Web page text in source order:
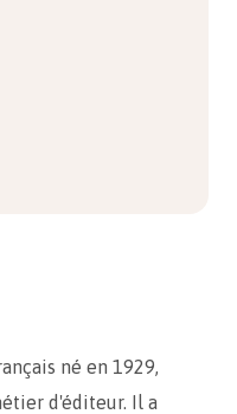
né en 1929,
d'éditeur. Il a